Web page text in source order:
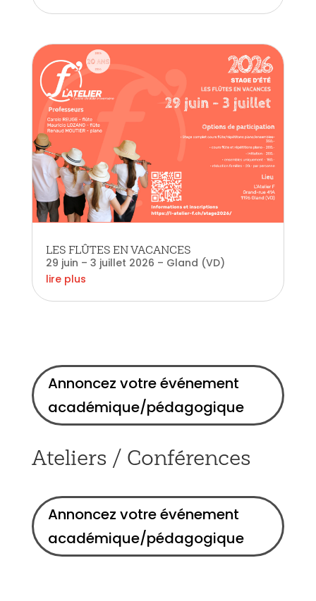
LES FLÛTES EN VACANCES
29 juin – 3 juillet 2026 – Gland (VD)
lire plus
Annoncez votre événement
académique/pédagogique
Ateliers / Conférences
Annoncez votre événement
académique/pédagogique